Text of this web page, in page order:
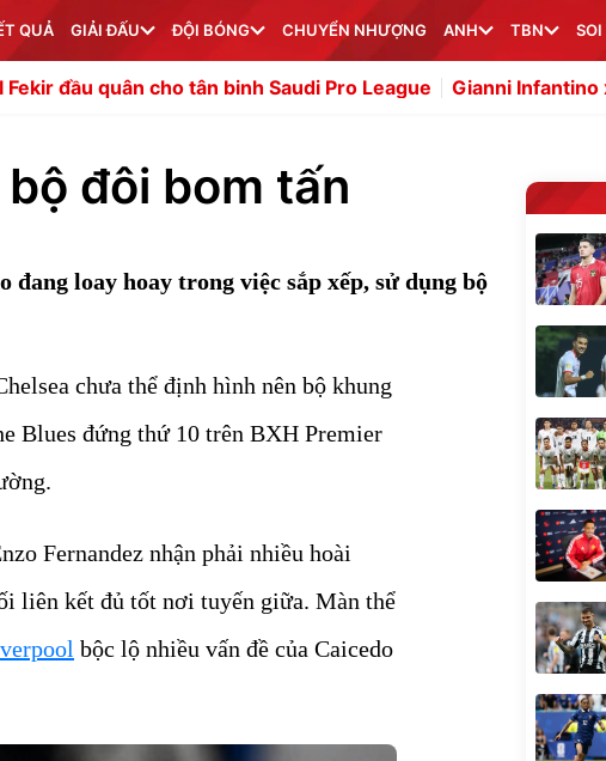
QUẢ GIẢI ĐẤU ĐỘI BÓNG CHUYỂN NHƯỢNG ANH TBN SOI
cho tân binh Saudi Pro League Gianni Infantino xin lỗi vụ bán
đôi bom tấn
loay hoay trong việc sắp xếp, sử dụng bộ
chưa thể định hình nên bộ khung
Blues đứng thứ 10 trên BXH Premier
Fernandez nhận phải nhiều hoài
liên kết đủ tốt nơi tuyến giữa. Màn thể
bộc lộ nhiều vấn đề của Caicedo